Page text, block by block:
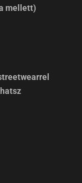
mellett)